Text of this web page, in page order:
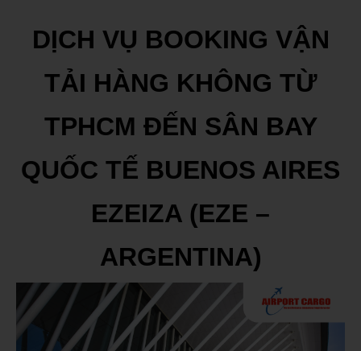
DỊCH VỤ BOOKING VẬN
TẢI HÀNG KHÔNG TỪ
TPHCM ĐẾN SÂN BAY
QUỐC TẾ BUENOS AIRES
EZEIZA (EZE –
ARGENTINA)